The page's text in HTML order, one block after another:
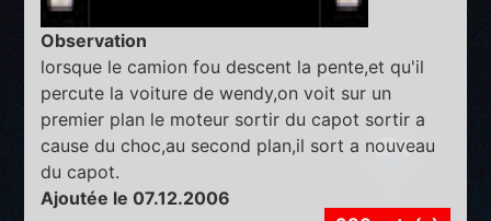
Observation
lorsque le camion fou descent la pente,et qu'il
percute la voiture de wendy,on voit sur un
premier plan le moteur sortir du capot sortir a
cause du choc,au second plan,il sort a nouveau
du capot.
Ajoutée le 07.12.2006